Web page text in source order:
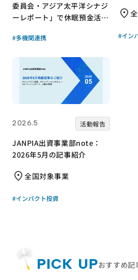
PICK UPおすすめ記
委員会・アジア太平洋シナジ
ーレポート」で休眠預金活用
果物レポート
#多機関連携 #イン
2026.5 活動報告
JANPIA出資事業部note：
2026年5月の記事紹介
全国対象事業
#インパクト投資